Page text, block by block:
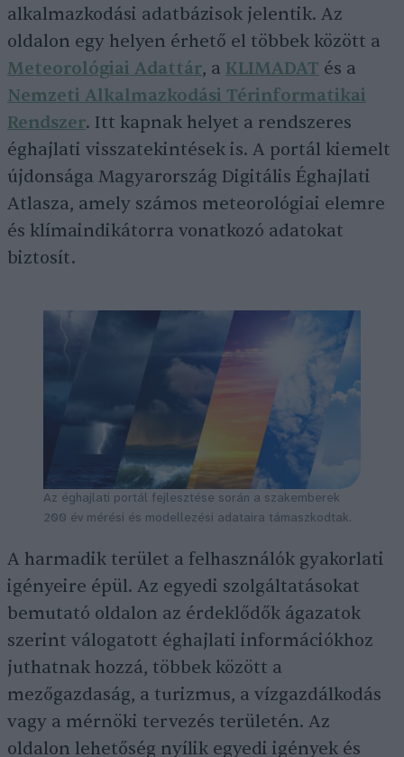
alkalmazkodási adatbázisok jelentik. Az
oldalon egy helyen érhető el többek között a
Meteorológiai Adattár, a KLIMADAT és a
Nemzeti Alkalmazkodási Térinformatikai
Rendszer. Itt kapnak helyet a rendszeres
éghajlati visszatekintések is. A portál kiemelt
újdonsága Magyarország Digitális Éghajlati
Atlasza, amely számos meteorológiai elemre
és klímaindikátorra vonatkozó adatokat
biztosít.
Az éghajlati portál fejlesztése során a szakemberek
200 év mérési és modellezési adataira támaszkodtak.
A harmadik terület a felhasználók gyakorlati
igényeire épül. Az egyedi szolgáltatásokat
bemutató oldalon az érdeklődők ágazatok
szerint válogatott éghajlati információkhoz
juthatnak hozzá, többek között a
mezőgazdaság, a turizmus, a vízgazdálkodás
vagy a mérnöki tervezés területén. Az
oldalon lehetőség nyílik egyedi igények és